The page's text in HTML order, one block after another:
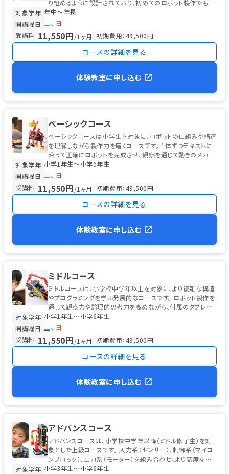
り組めるように設計されており、初めてのロボット製作でも無
理なく進められる工夫...
対象学年 年中〜年長
開講曜日 土
日
受講料 11,550円/1ヶ月 初期費用：49,500円
コースの詳細を見る
体験教室に申し込む
ベーシックコース
ベーシックコースは小学生を対象に、ロボットの仕組みや構造
を理解しながら製作力を磨くコースです。 1体ずつテキストに
沿って正確にロボットを完成させ、観察を通じて動きのメカニ
ズムを学びます。 ...
対象学年 小学1年生〜小学6年生
開講曜日 土
日
受講料 11,550円/1ヶ月 初期費用：49,500円
コースの詳細を見る
体験教室に申し込む
ミドルコース
ミドルコースは、小学校中学年以上を対象に、より複雑な構造
やプログラミングを学ぶ発展的なコースです。 ロボット製作を
通じて観察力や論理的思考力を高めながら、付属のタブレット
を使った初歩的なプログ...
対象学年 小学1年生〜小学6年生
開講曜日 土
日
受講料 11,550円/1ヶ月 初期費用：49,500円
コースの詳細を見る
体験教室に申し込む
アドバンスコース
アドバンスコースは、小学校中学年以降（ミドル修了生）を対
象とした上級コースです。 入力系（センサー）、制御系（マイコ
ンブロック）、出力系（モーター）を組み合わせ、より高度な自
律型ロボットを製作...
対象学年 小学3年生〜小学6年生